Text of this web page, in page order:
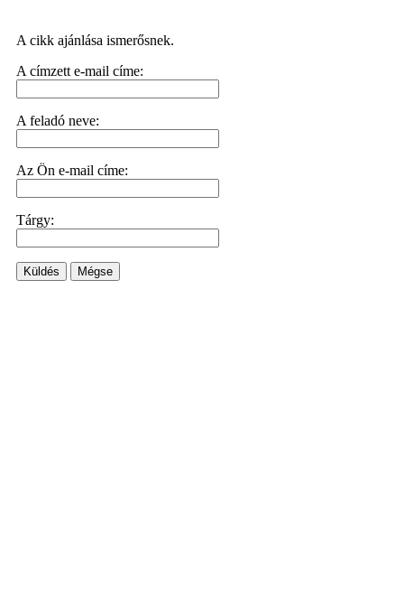
A cikk ajánlása ismerősnek.
A címzett e-mail címe:
A feladó neve:
Az Ön e-mail címe:
Tárgy:
Küldés Mégse